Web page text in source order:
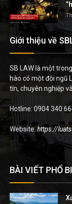
Giới thiệu về
SB LAW là một
hào có một đội ngũ
tín, chuyên nghiệp
Hotline: 0904 340
Website: https://
BÀI VIẾT PHỔ